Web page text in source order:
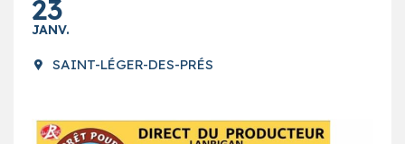
23
JANV.
SAINT-LÉGER-DES-PRÉS